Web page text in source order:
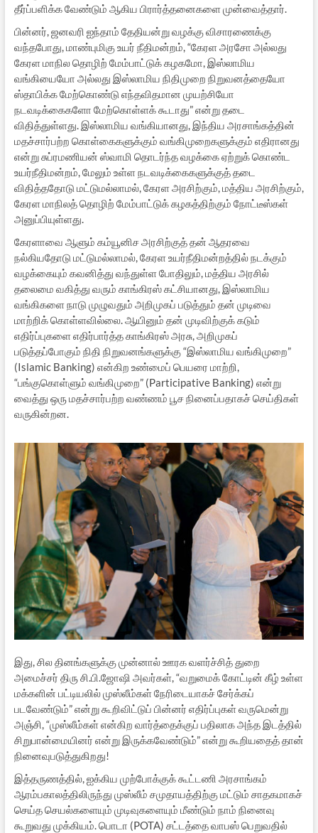
தீர்ப்பளிக்க வேண்டும் ஆகிய பிரார்த்தனைகளை முன்வைத்தார்.
பின்னர், ஜனவரி ஐந்தாம் தேதியன்று வழக்கு விசாரணைக்கு
வந்தபோது, மாண்புமிகு உயர் நீதிமன்றம், “கேரள அரசோ அல்லது
கேரள மாநில தொழிற் மேம்பாட்டுக் கழகமோ, இஸ்லாமிய
வங்கியையோ அல்லது இஸ்லாமிய நிதிமுறை நிறுவனத்தையோ
ஸ்தாபிக்க மேற்கொண்டு எந்தவிதமான முயற்சியோ
நடவடிக்கைகளோ மேற்கொள்ளக் கூடாது” என்று தடை
விதித்துள்ளது. இஸ்லாமிய வங்கியானது, இந்திய அரசாங்கத்தின்
மதச்சார்பற்ற கொள்கைகளுக்கும் வங்கிமுறைகளுக்கும் எதிரானது
என்று சுப்ரமணியன் ஸ்வாமி தொடர்ந்த வழக்கை ஏற்றுக் கொண்ட
உயர்நீதிமன்றம், மேலும் உள்ள நடவடிக்கைகளுக்குத் தடை
விதித்ததோடு மட்டுமல்லாமல், கேரள அரசிற்கும், மத்திய அரசிற்கும்,
கேரள மாநிலத் தொழிற் மேம்பாட்டுக் கழகத்திற்கும் நோட்டீஸ்கள்
அனுப்பியுள்ளது.
கேரளாவை ஆளும் கம்யூனிச அரசிற்குத் தன் ஆதரவை
நல்கியதோடு மட்டுமல்லாமல், கேரள உயர்நீதிமன்றத்தில் நடக்கும்
வழக்கையும் கவனித்து வந்துள்ள போதிலும், மத்திய அரசில்
தலைமை வகித்து வரும் காங்கிரஸ் கட்சியானது, இஸ்லாமிய
வங்கிகளை நாடு முழுவதும் அறிமுகப் படுத்தும் தன் முடிவை
மாற்றிக் கொள்ளவில்லை. ஆயினும் தன் முடிவிற்குக் கடும்
எதிர்ப்புகளை எதிர்பார்த்த காங்கிரஸ் அரசு, அறிமுகப்
படுத்தப்போகும் நிதி நிறுவனங்களுக்கு “இஸ்லாமிய வங்கிமுறை”
(Islamic Banking) என்கிற உண்மைப் பெயரை மாற்றி,
“பங்குகொள்ளும் வங்கிமுறை” (Participative Banking) என்று
வைத்து ஒரு மதச்சார்பற்ற வண்ணம் பூச நினைப்பதாகச் செய்திகள்
வருகின்றன.
இது, சில தினங்களுக்கு முன்னால் ஊரக வளர்ச்சித் துறை
அமைச்சர் திரு சி.பி.ஜோஷி அவர்கள், “வறுமைக் கோட்டின் கீழ் உள்ள
மக்களின் பட்டியலில் முஸ்லீம்கள் நேரிடையாகச் சேர்க்கப்
படவேண்டும்” என்று கூறிவிட்டுப் பின்னர் எதிர்ப்புகள் வருமென்று
அஞ்சி, “முஸ்லீம்கள் என்கிற வார்த்தைக்குப் பதிலாக அந்த இடத்தில்
சிறுபான்மையினர் என்று இருக்கவேண்டும்” என்று கூறியதைத் தான்
நினைவுபடுத்துகிறது!
இத்தருணத்தில், ஐக்கிய முற்போக்குக் கூட்டணி அரசாங்கம்
ஆரம்பகாலத்திலிருந்து முஸ்லீம் சமுதாயத்திற்கு மட்டும் சாதகமாகச்
செய்த செயல்களையும் முடிவுகளையும் மீண்டும் நாம் நினைவு
கூறுவது முக்கியம். பொடா (POTA) சட்டத்தை வாபஸ் பெறுவதில்